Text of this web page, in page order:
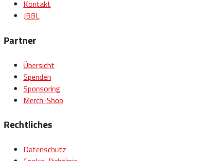
Kontakt
JBBL
Partner
Übersicht
Spenden
Sponsoring
Merch-Shop
Rechtliches
Datenschutz